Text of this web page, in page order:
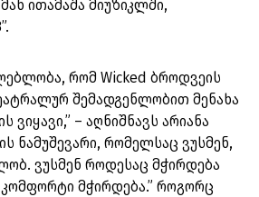
ითამაშა მიუზიკლში,
რომ Wicked ბროდვეის
შემადგენლობით მენახა
ვიყავი,” – აღნიშნავს არიანა
ნამუშევარი, რომელსაც ვუსმენ,
ვუსმენ როდესაც მჭირდება
მჭირდება.” როგორც